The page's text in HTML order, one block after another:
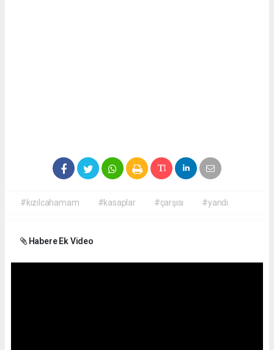
#kızılcahamam #kasaplar #çarşısı #yandı
Habere Ek Video